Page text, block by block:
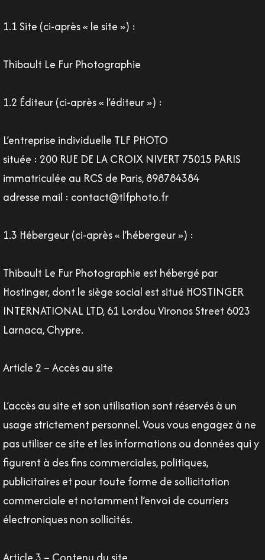
1.1 Site (ci-après « le site ») :
Thibault Le Fur Photographie
1.2 Éditeur (ci-après « l’éditeur ») :
L’entreprise individuelle TLF PHOTO
située : 200 RUE DE LA CROIX NIVERT 75015 PARIS
immatriculée au RCS de Paris, 898784384
adresse mail : contact@tlfphoto.fr
1.3 Hébergeur (ci-après « l’hébergeur ») :
Thibault Le Fur Photographie est hébergé par
Hostinger, dont le siège social est situé HOSTINGER
INTERNATIONAL LTD, 61 Lordou Vironos Street 6023
Larnaca, Chypre.
Article 2 – Accès au site
L’accès au site et son utilisation sont réservés à un
usage strictement personnel. Vous vous engagez à ne
pas utiliser ce site et les informations ou données qui y
figurent à des fins commerciales, politiques,
publicitaires et pour toute forme de sollicitation
commerciale et notamment l’envoi de courriers
électroniques non sollicités.